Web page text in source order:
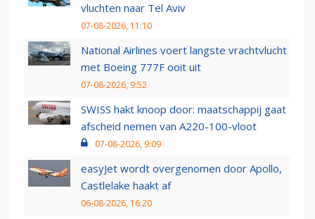
vluchten naar Tel Aviv
07-08-2026, 11:10
National Airlines voert langste vrachtvlucht
met Boeing 777F ooit uit
07-08-2026, 9:52
SWISS hakt knoop door: maatschappij gaat
afscheid nemen van A220-100-vloot
07-08-2026, 9:09
easyJet wordt overgenomen door Apollo,
Castlelake haakt af
06-08-2026, 16:20